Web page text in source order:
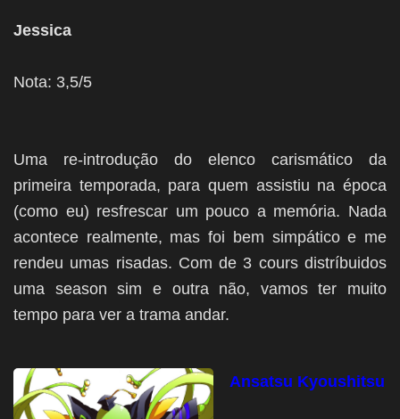
Jessica
Nota: 3,5/5
Uma re-introdução do elenco carismático da
primeira temporada, para quem assistiu na época
(como eu) resfrescar um pouco a memória. Nada
acontece realmente, mas foi bem simpático e me
rendeu umas risadas. Com de 3 cours distríbuidos
uma season sim e outra não, vamos ter muito
tempo para ver a trama andar.
Ansatsu Kyoushitsu